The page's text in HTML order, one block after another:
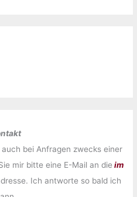
bei Anfragen zwecks einer
mir bitte eine E-Mail an die im
Ich antworte so bald ich